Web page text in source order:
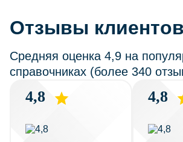
Отзывы клиентов
Средняя оценка 4,9 на
справочниках (более 340
4,8 4,8